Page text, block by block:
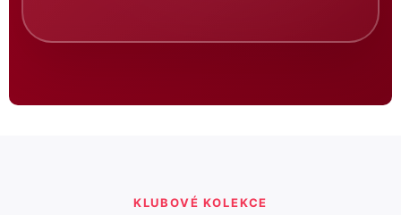
KLUBOVÉ KOLEKCE